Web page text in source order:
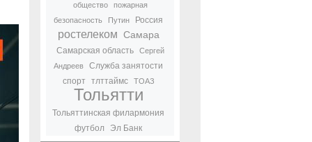
общество
пожарная
безопасность
Путин Россия
ростелеком Самара
Самарская область
Сергей
Андреев
Служба занятости
спорт
тлттаймс ТОАЗ
Тольятти
Тольяттинская филармония
футбол
Эл Банк